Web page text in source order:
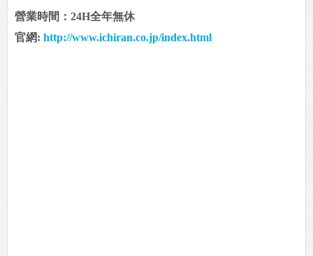
營業時間：24H全年無休
官網: http://www.ichiran.co.jp/index.html